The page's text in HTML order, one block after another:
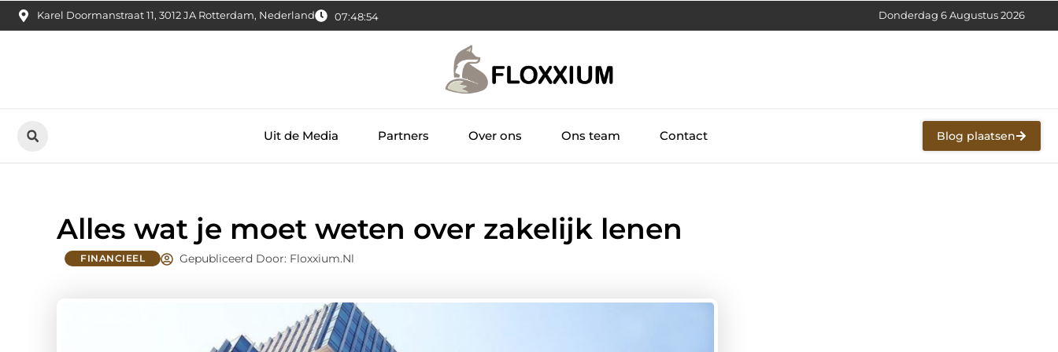
Karel Doormanstraat 11, 3012 JA Rotterdam, Nederland 07:48:55 Donderdag 6 Augustus 2026
Uit de Media Partners Over ons Ons team Contact Blog plaatsen
Alles wat je moet weten over zakelijk lenen
FINANCIEEL Gepubliceerd Door: Floxxium.nl